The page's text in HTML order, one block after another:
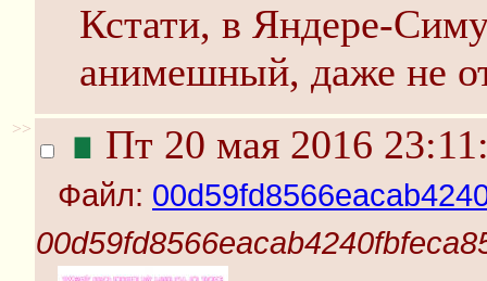
Кстати, в Яндере-
анимешный, даже не
>> ∎ Пт 20 мая 2016
Файл: